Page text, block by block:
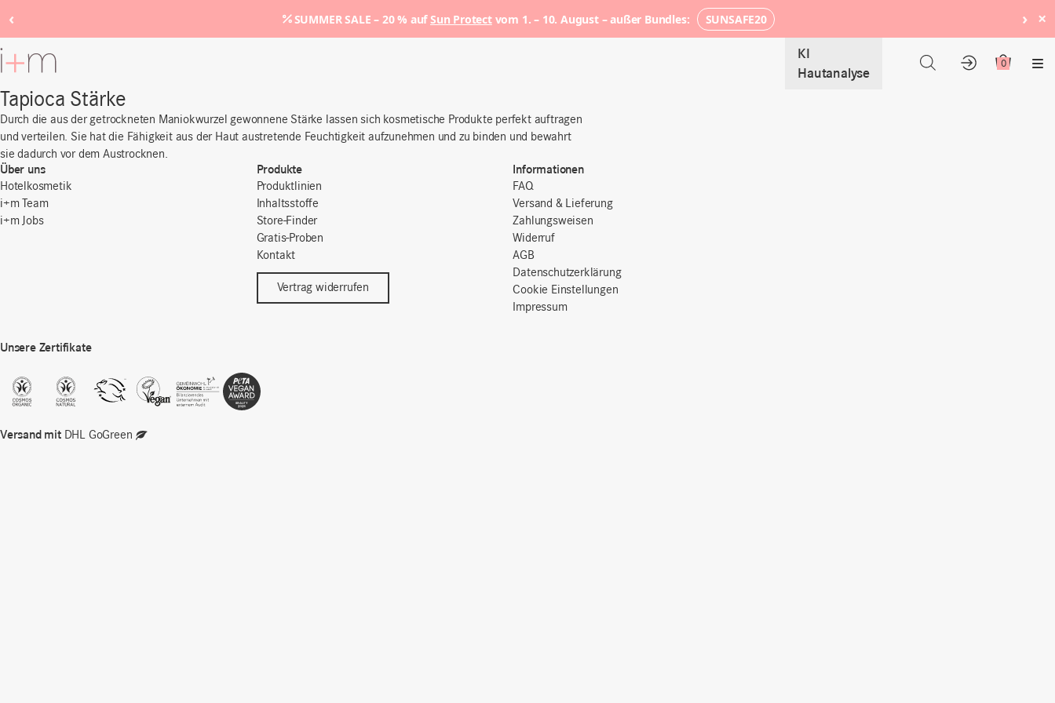
SUMMER SALE – 20 % aufSun Protectvom 1. – 10. August – außer Bundles: SUNSAFE20 ×
‹ ›
Zum
Hauptinhalt
KI
Hautanalyse
0
Tapioca Stärke
Durch die aus der getrockneten Maniokwurzel gewonnene Stärke lassen sich kosmetische Produkte perfekt auftragen
und verteilen. Sie hat die Fähigkeit aus der Haut austretende Feuchtigkeit aufzunehmen und zu binden und bewahrt
sie dadurch vor dem Austrocknen.
Über uns
Hotelkosmetik
i+m Team
i+m Jobs
Produkte
Produktlinien
Inhaltsstoffe
Store-Finder
Gratis-Proben
Kontakt
Vertrag widerrufen
Informationen
FAQ
Versand & Lieferung
Zahlungsweisen
Widerruf
AGB
Datenschutzerklärung
Cookie Einstellungen
Impressum
Unsere Zertifikate
Versand mitDHL GoGreen